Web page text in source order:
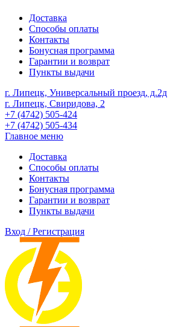
Доставка
Способы оплаты
Контакты
Бонусная программа
Гарантии и возврат
Пункты выдачи
г. Липецк, Универсальный проезд, д.2д
г. Липецк, Свиридова, 2
+7 (4742) 505-424
+7 (4742) 505-434
Главное меню
Доставка
Способы оплаты
Контакты
Бонусная программа
Гарантии и возврат
Пункты выдачи
Вход / Регистрация